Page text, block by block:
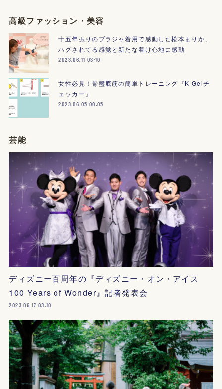
高級ファッション・美容
十五年振りのブラジャ着用で感動した松本まりか、
ハグされてる感覚と新たな着け心地に感動
2023.06.11 03:10
女性必見！骨盤底筋の簡単トレーニング『K Gelチ
ェッカー』
2023.06.05 00:05
芸能
ディズニー百周年の『ディズニー・オン・アイス
100 Years of Wonder』記者発表会
2023.06.17 03:10